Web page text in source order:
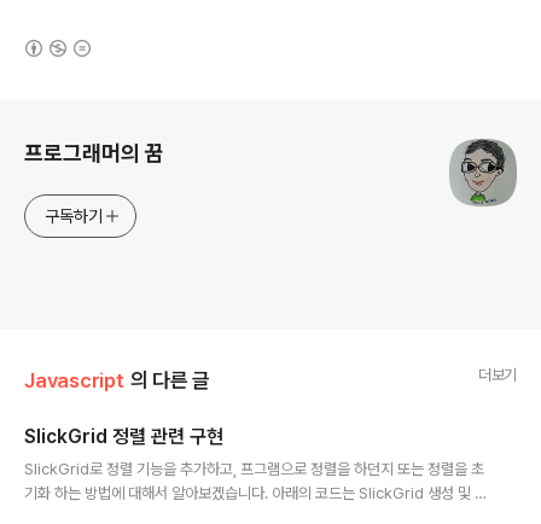
프로그래머의 꿈
구독하기
Javascript 의 다른 글 더보기
SlickGrid 정렬 관련 구현
SlickGrid로 정렬 기능을 추가하고, 프그램으로 정렬을 하던지 또는 정렬을 초
기화 하는 방법에 대해서 알아보겠습니다. 아래의 코드는 SlickGrid 생성 및 정